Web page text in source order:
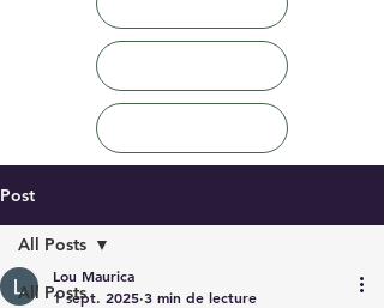
Post
All Posts
All Posts
Lou Maurica
1 sept. 2025 3 min de lecture